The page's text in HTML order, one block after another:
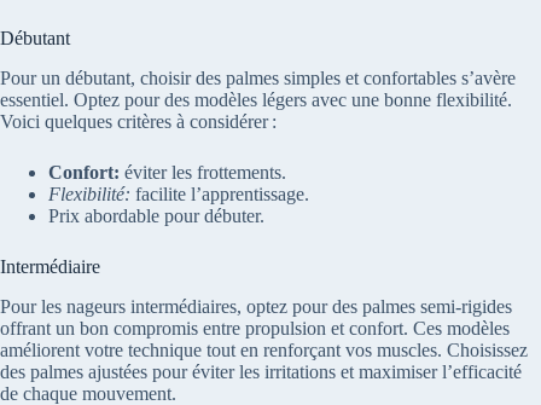
Débutant
Pour un débutant, choisir des palmes simples et confortables s’avère
essentiel. Optez pour des modèles légers avec une bonne flexibilité.
Voici quelques critères à considérer :
Confort: éviter les frottements.
Flexibilité: facilite l’apprentissage.
Prix abordable pour débuter.
Intermédiaire
Pour les nageurs intermédiaires, optez pour des palmes semi-rigides
offrant un bon compromis entre propulsion et confort. Ces modèles
améliorent votre technique tout en renforçant vos muscles. Choisissez
des palmes ajustées pour éviter les irritations et maximiser l’efficacité
de chaque mouvement.